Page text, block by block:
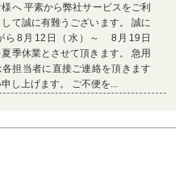
へ 平素から弊社サービスをご利
て誠に有難うございます。 誠に
ら8月12日（水）～ 8月19日
夏季休業とさせて頂きます。 急用
各担当者に直接ご連絡を頂きます
し上げます。 ご不便を...